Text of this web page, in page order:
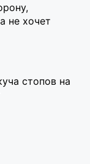
не хочет
стопов на